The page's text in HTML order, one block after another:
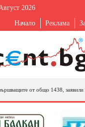
2026
Начало Реклама
от общо 1438,